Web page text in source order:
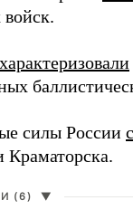
силы России
Краматорска.
(6) ▼